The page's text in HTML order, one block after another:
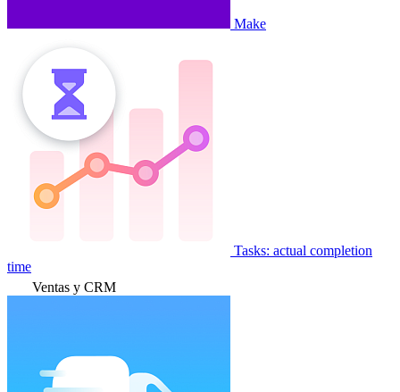
Make
Tasks: actual completion
time
Ventas y CRM